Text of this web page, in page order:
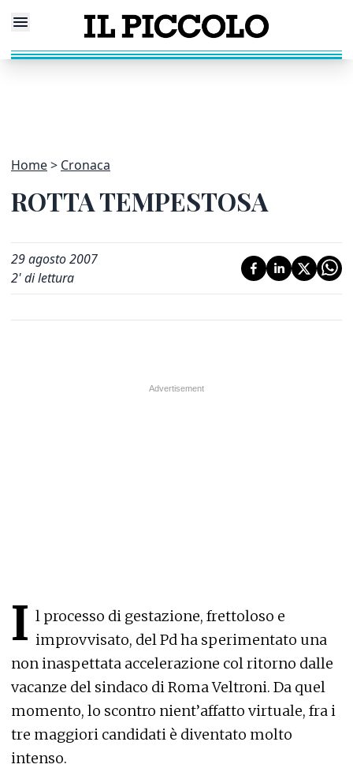
Home Cronaca
ROTTA TEMPESTOSA
29 agosto 2007
2' di lettura
I l processo di gestazione, frettoloso e
improvvisato, del Pd ha sperimentato una
non inaspettata accelerazione col ritorno dalle
vacanze del sindaco di Roma Veltroni. Da quel
momento, lo scontro nient’affatto virtuale, fra i
tre maggiori candidati è diventato molto
intenso.